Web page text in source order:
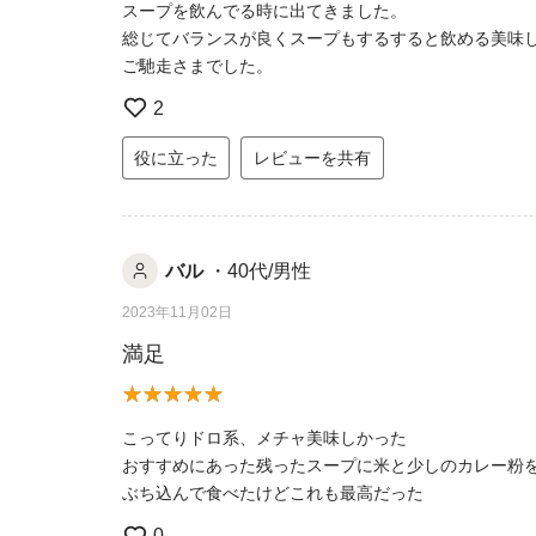
スープを飲んでる時に出てきました。
総じてバランスが良くスープもするすると飲める美味
ご馳走さまでした。
2
役に立った レビューを共有
バル ・40代/男性
2023年11月02日
満足
こってりドロ系、メチャ美味しかった
おすすめにあった残ったスープに米と少しのカレー粉
ぶち込んで食べたけどこれも最高だった